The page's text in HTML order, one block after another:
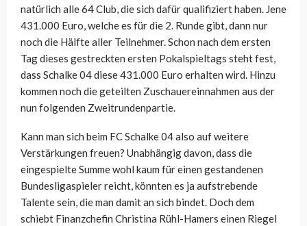
natürlich alle 64 Club, die sich dafür qualifiziert haben. Jene
431.000 Euro, welche es für die 2. Runde gibt, dann nur
noch die Hälfte aller Teilnehmer. Schon nach dem ersten
Tag dieses gestreckten ersten Pokalspieltags steht fest,
dass Schalke 04 diese 431.000 Euro erhalten wird. Hinzu
kommen noch die geteilten Zuschauereinnahmen aus der
nun folgenden Zweitrundenpartie.
Kann man sich beim FC Schalke 04 also auf weitere
Verstärkungen freuen? Unabhängig davon, dass die
eingespielte Summe wohl kaum für einen gestandenen
Bundesligaspieler reicht, könnten es ja aufstrebende
Talente sein, die man damit an sich bindet. Doch dem
schiebt Finanzchefin Christina Rühl-Hamers einen Riegel